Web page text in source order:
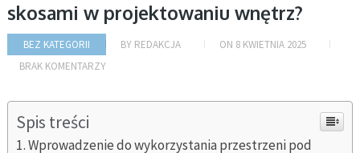
skosami w projektowaniu wnętrz?
BEZ KATEGORII BY REDAKCJA ON 8 KWIETNIA 2025
BRAK KOMENTARZY
Spis treści
Wprowadzenie do wykorzystania przestrzeni pod